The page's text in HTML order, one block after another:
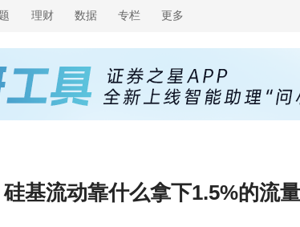
理财 数据 专栏 更多
基流动靠什么拿下1.5%的流